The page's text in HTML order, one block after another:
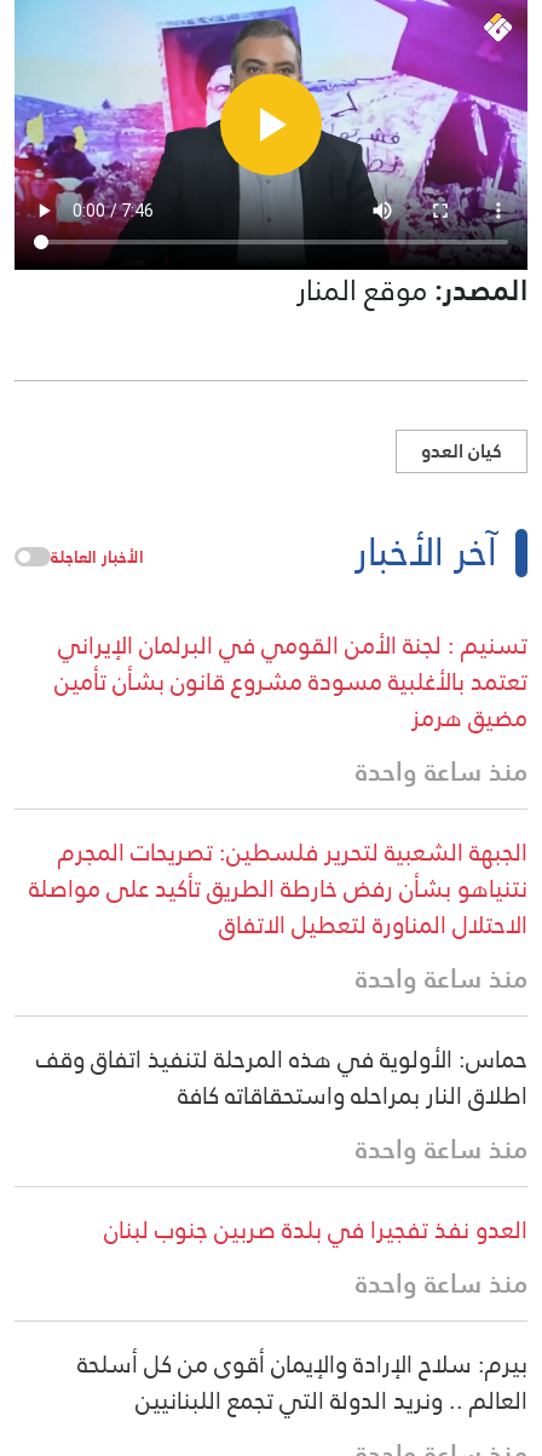
المصدر:موقع المنار
كيان العدو
آخر الأخبار الأخبار العاجلة
تسنيم : لجنة الأمن القومي في البرلمان الإيراني
تعتمد بالأغلبية مسودة مشروع قانون بشأن تأمين
مضيق هرمز
منذ ساعة واحدة
الجبهة الشعبية لتحرير فلسطين: تصريحات المجرم
نتنياهو بشأن رفض خارطة الطريق تأكيد على مواصلة
الاحتلال المناورة لتعطيل الاتفاق
منذ ساعة واحدة
حماس: الأولوية في هذه المرحلة لتنفيذ اتفاق وقف
اطلاق النار بمراحله واستحقاقاته كافة
منذ ساعة واحدة
العدو نفذ تفجيرا في بلدة صربين جنوب لبنان
منذ ساعة واحدة
بيرم: سلاح الإرادة والإيمان أقوى من كل أسلحة
العالم .. ونريد الدولة التي تجمع اللبنانيين